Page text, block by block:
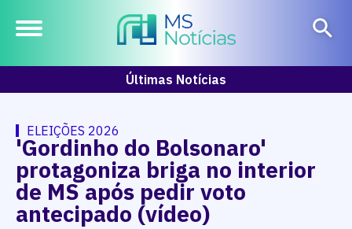
Últimas Notícias
ELEIÇÕES 2026
'Gordinho do Bolsonaro'
protagoniza briga no interior
de MS após pedir voto
antecipado (vídeo)